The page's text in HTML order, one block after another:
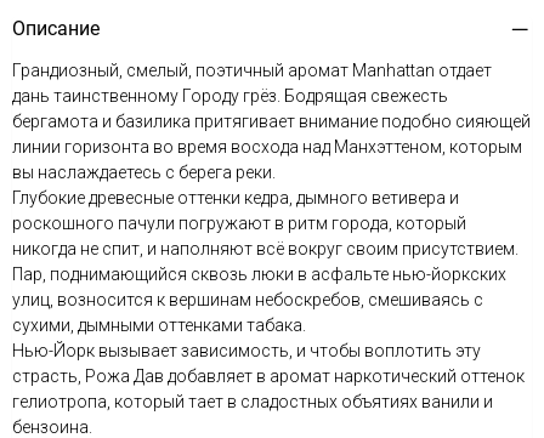
Описание
Грандиозный, смелый, поэтичный аромат Manhattan отдает
дань таинственному Городу грёз. Бодрящая свежесть
бергамота и базилика притягивает внимание подобно сияющей
линии горизонта во время восхода над Манхэттеном, которым
вы наслаждаетесь с берега реки.
Глубокие древесные оттенки кедра, дымного ветивера и
роскошного пачули погружают в ритм города, который
никогда не спит, и наполняют всё вокруг своим присутствием.
Пар, поднимающийся сквозь люки в асфальте нью-йоркских
улиц, возносится к вершинам небоскребов, смешиваясь с
сухими, дымными оттенками табака.
Нью-Йорк вызывает зависимость, и чтобы воплотить эту
страсть, Рожа Дав добавляет в аромат наркотический оттенок
гелиотропа, который тает в сладостных объятиях ванили и
бензоина.